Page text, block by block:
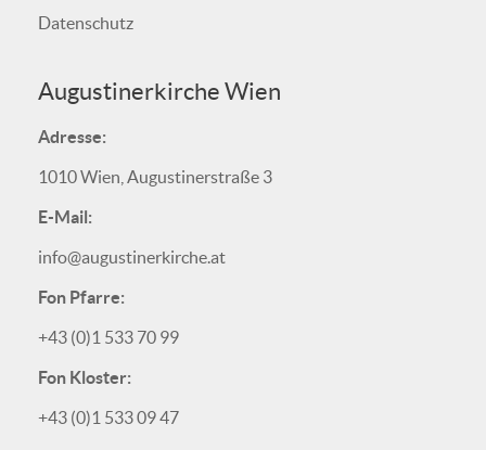
Datenschutz
Augustinerkirche Wien
Adresse:
1010 Wien, Augustinerstraße 3
E-Mail:
info@augustinerkirche.at
Fon Pfarre:
+43 (0)1 533 70 99
Fon Kloster:
+43 (0)1 533 09 47